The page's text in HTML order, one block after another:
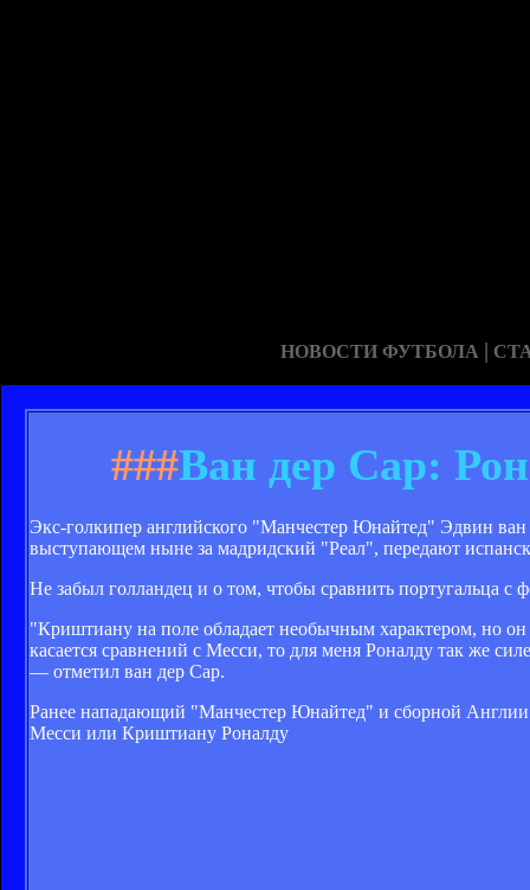
НОВОСТИ ФУТБОЛА |
###Ван дер Сар:
Экс-голкипер английского "Манчестер Юнайтед" Эдвин
выступающем ныне за мадридский "Реал", передают
Не забыл голландец и о том, чтобы сравнить португальца
"Криштиану на поле обладает необычным характером, но
касается сравнений с Месси, то для меня Роналду так же
— отметил ван дер Сар.
Ранее нападающий "Манчестер Юнайтед" и сборной Англии
Месси или Криштиану Роналду